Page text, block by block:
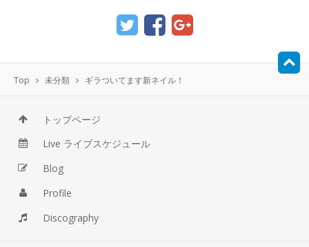
Top 未分類 ギラついてます新ネイル！
トップページ
Live ライブスケジュール
Blog
Profile
Discography